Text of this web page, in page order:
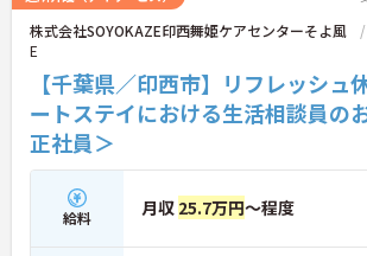
株式会社SOYOKAZE印西舞姫ケアセンターそよ風
E
【千葉県／印西市】リフレッシ
ートステイにおける生活相談員の
正社員＞
給料 月収 25.7万円～程度